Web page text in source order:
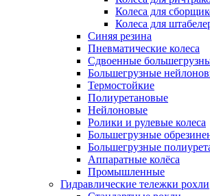
Колеса для
Колеса для
Синяя резина
Пневматические колеса
Сдвоенные
Большегрузные
Термостойкие
Полиуретановые
Нейлоновые
Ролики и рулевые колеса
Большегрузные
Большегрузные
Аппаратные колёса
Промышленные
Гидравлические тележки рохли